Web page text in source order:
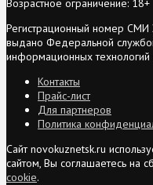
Возрастное ограничение: 18+
Регистрационный номер
выдано Федеральной
информационных
Контакты
Прайс-лист
Для партнеров
Политика
Сайт novokuznetsk.ru
сайтом, Вы соглашаетесь на
cookie.